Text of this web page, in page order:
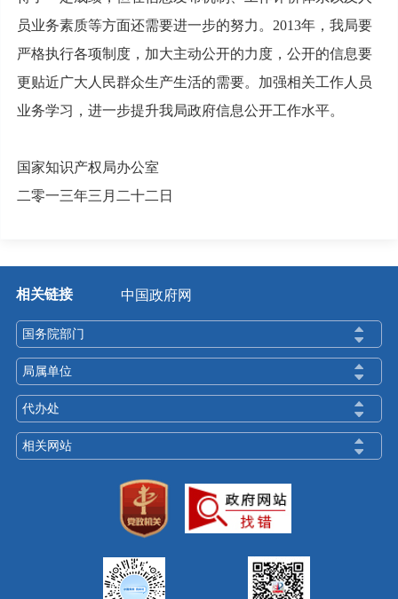
员业务素质等方面还需要进一步的努力。2013年，我局要
严格执行各项制度，加大主动公开的力度，公开的信息要
更贴近广大人民群众生产生活的需要。加强相关工作人员
业务学习，进一步提升我局政府信息公开工作水平。
国家知识产权局办公室
二零一三年三月二十二日
相关链接 中国政府网
国务院部门
局属单位
代办处
相关网站